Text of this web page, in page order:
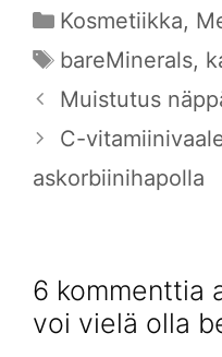
Kategoriat
Kosmetiikka,
Avainsanat
bareMinerals,
Muistutus
C-
askorbiinihapolla
6 kommenttia
voi vielä olla